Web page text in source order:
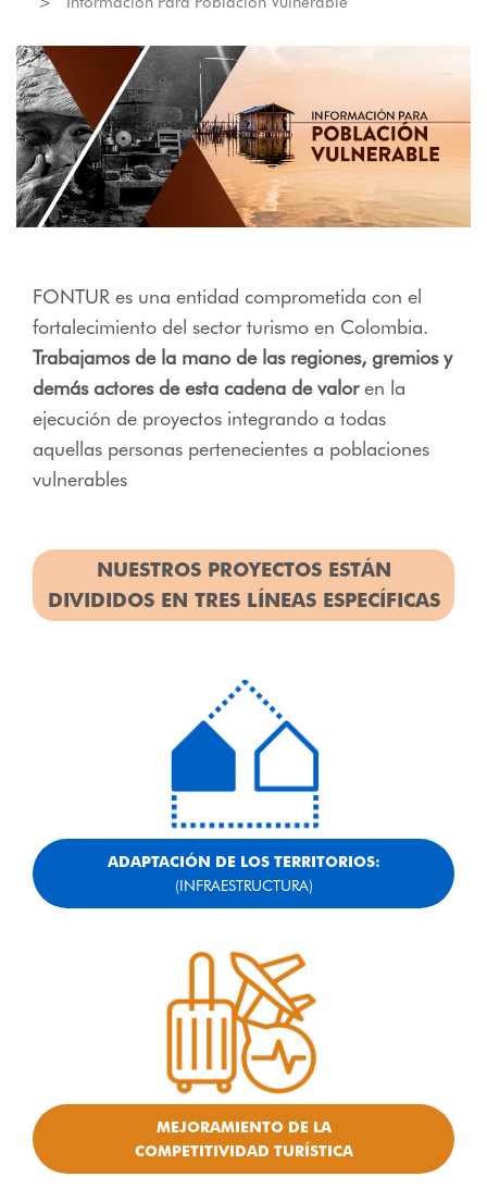
FONTUR es una entidad comprometida con el
fortalecimiento del sector turismo en Colombia.
Trabajamos de la mano de las regiones, gremios y
demás actores de esta cadena de valoren la
ejecución de proyectos integrando a todas
aquellas personas pertenecientes a poblaciones
vulnerables
NUESTROS PROYECTOS ESTÁN
DIVIDIDOS EN TRES LÍNEAS ESPECÍFICAS
ADAPTACIÓN DE LOS TERRITORIOS:
(INFRAESTRUCTURA)
MEJORAMIENTO DE LA
COMPETITIVIDAD TURÍSTICA